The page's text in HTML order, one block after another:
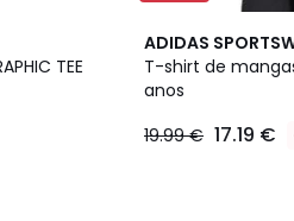
TEE
ADIDAS
T-shirt de
anos
19.99 € 17.19 €